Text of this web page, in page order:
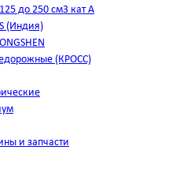
до 250 см3 кат А
(Индия)
(КРОСС)
и запчасти